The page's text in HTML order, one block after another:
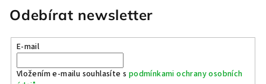
Odebírat newsletter
E-mail
Vložením e-mailu souhlasíte s podmínkami ochrany osobních